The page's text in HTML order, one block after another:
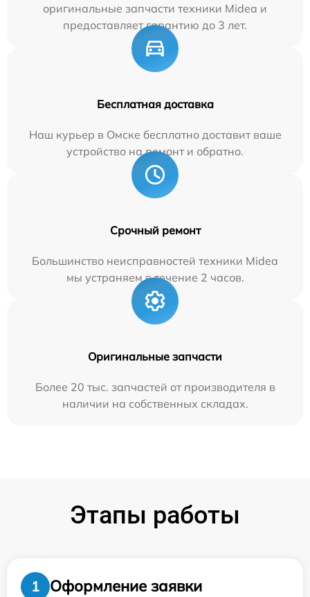
оригинальные запчасти техники Midea и
предоставляет гарантию до 3 лет.
Бесплатная доставка
Наш курьер в Омске бесплатно доставит ваше
устройство на ремонт и обратно.
Срочный ремонт
Большинство неисправностей техники Midea
мы устраняем в течение 2 часов.
Оригинальные запчасти
Более 20 тыс. запчастей от производителя в
наличии на собственных складах.
Этапы работы
1
Оформление заявки